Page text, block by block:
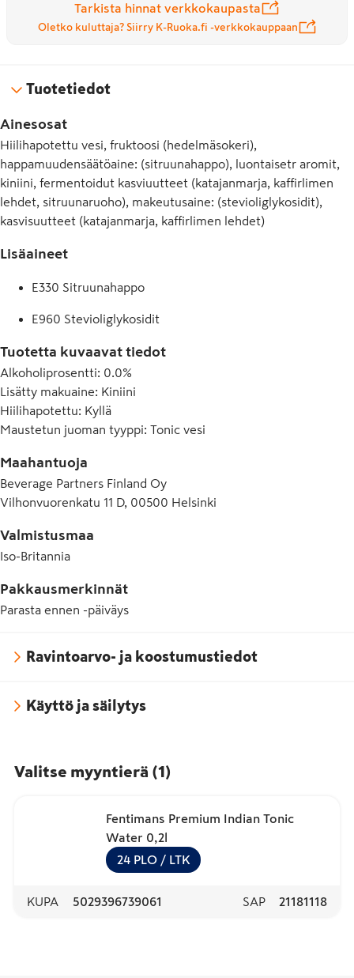
Tarkista hinnat verkkokaupasta
Oletko kuluttaja? Siirry K-Ruoka.fi -verkkokauppaan
Tuotetiedot
Ainesosat
Hiilihapotettu vesi, fruktoosi (hedelmäsokeri),
happamuudensäätöaine: (sitruunahappo), luontaisetr aromit,
kiniini, fermentoidut kasviuutteet (katajanmarja, kaffirlimen
lehdet, sitruunaruoho), makeutusaine: (stevioliglykosidit),
kasvisuutteet (katajanmarja, kaffirlimen lehdet)
Lisäaineet
E330 Sitruunahappo
E960 Stevioliglykosidit
Tuotetta kuvaavat tiedot
Alkoholiprosentti: 0.0%
Lisätty makuaine: Kiniini
Hiilihapotettu: Kyllä
Maustetun juoman tyyppi: Tonic vesi
Maahantuoja
Beverage Partners Finland Oy
Vilhonvuorenkatu 11 D, 00500 Helsinki
Valmistusmaa
Iso-Britannia
Pakkausmerkinnät
Parasta ennen -päiväys
Ravintoarvo- ja koostumustiedot
Käyttö ja säilytys
Valitse myyntierä (1)
Fentimans Premium Indian Tonic
Water 0,2l
24 PLO / LTK
KUPA 5029396739061 SAP 21181118